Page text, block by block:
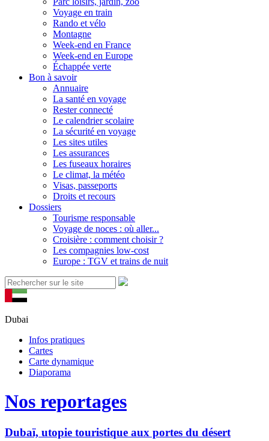
Voyage en train
Rando et vélo
Montagne
Week-end en France
Week-end en Europe
Échappée verte
Bon à savoir
Annuaire
La santé en voyage
Rester connecté
Le calendrier scolaire
La sécurité en voyage
Les sites utiles
Les assurances
Les fuseaux horaires
Le climat, la météo
Visas, passeports
Droits et recours
Dossiers
Tourisme responsable
Voyage de noces : où aller...
Croisière : comment choisir ?
Les compagnies low-cost
Europe : TGV et trains de nuit
Dubai
Infos pratiques
Cartes
Carte dynamique
Diaporama
Nos reportages
Dubaï, utopie touristique aux portes du désert